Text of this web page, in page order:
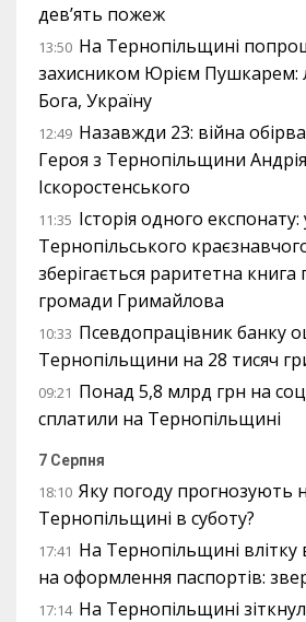
дев’ять пожеж
13:50 На Тернопільщині
захисником Юрієм Пушкарем:
Бога, Україну
12:49 Назавжди 23: війна
Героя з Тернопільщини Андрія
Іскоростенського
11:35 Історія одного
Тернопільського
зберігається раритетна
громади Гримайлова
10:33 Псевдопрацівник банку
Тернопільщини на 28 тисяч
09:21 Понад 5,8 млрд грн на
сплатили на Тернопільщині
7 Серпня
18:10 Яку погоду прогнозують
Тернопільщині в суботу?
17:41 На Тернопільщині
на оформлення паспортів:
17:14 На Тернопільщині